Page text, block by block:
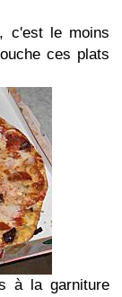
c'est le moins
ces plats
à la garniture